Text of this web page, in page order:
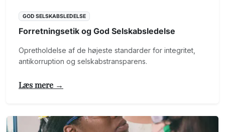
GOD SELSKABSLEDELSE
Forretningsetik og God Selskabsledelse
Opretholdelse af de højeste standarder for integritet,
antikorruption og selskabstransparens.
Læs mere →